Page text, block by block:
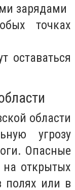
зарядами
точках
оставаться
области
угрозу
Опасные
на открытых
полях или в